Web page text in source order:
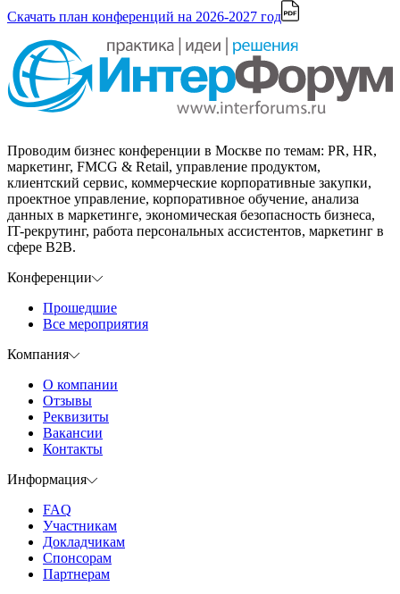
Скачать план конференций на 2026-2027 год
Проводим бизнес конференции в Москве по темам: PR, HR,
маркетинг, FMCG & Retail, управление продуктом,
клиентский сервис, коммерческие корпоративные закупки,
проектное управление, корпоративное обучение, анализа
данных в маркетинге, экономическая безопасность бизнеса,
IT-рекрутинг, работа персональных ассистентов, маркетинг в
сфере B2B.
Конференции
Прошедшие
Все мероприятия
Компания
О компании
Отзывы
Реквизиты
Вакансии
Контакты
Информация
FAQ
Участникам
Докладчикам
Спонсорам
Партнерам